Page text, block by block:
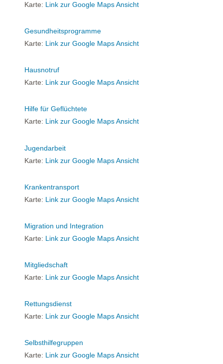
Karte: Link zur Google Maps Ansicht
Gesundheitsprogramme
Karte: Link zur Google Maps Ansicht
Hausnotruf
Karte: Link zur Google Maps Ansicht
Hilfe für Geflüchtete
Karte: Link zur Google Maps Ansicht
Jugendarbeit
Karte: Link zur Google Maps Ansicht
Krankentransport
Karte: Link zur Google Maps Ansicht
Migration und Integration
Karte: Link zur Google Maps Ansicht
Mitgliedschaft
Karte: Link zur Google Maps Ansicht
Rettungsdienst
Karte: Link zur Google Maps Ansicht
Selbsthilfegruppen
Karte: Link zur Google Maps Ansicht